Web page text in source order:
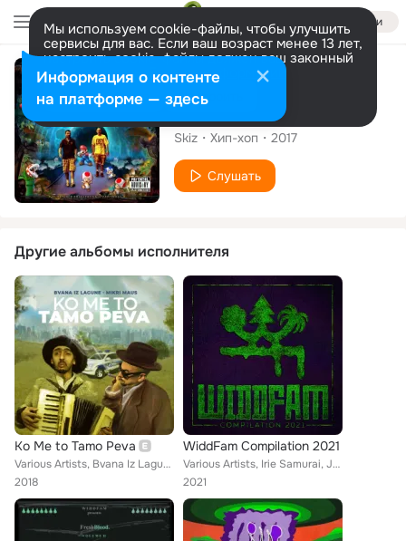
Войти
Мы используем cookie-файлы, чтобы улучшить
сервисы для вас. Если ваш возраст менее 13 лет,
настроить cookie-файлы должен ваш законный
представитель. Больше информации
Разрешить все Настроить
Альбом
Vratice se rodje
Skiz Хип-хоп 2017
Слушать
Другие альбомы исполнителя
Ko Me to Tamo Peva
Various Artists, Bvana Iz Lagune, Mikri Maus feat. Smoke Mardeljano, Dj Noki Nole, Dj Mrki, Euffrat, SKIZ, Bauk Squad, Paja Krat...
2018
WiddFam Compilation 2021
Various Artists, Irie Samurai, Jabbs, Chason, ZiEK, Dizzy, No Remorse, ATEST, DeathThroes, Chef Panda, Lacu, Lazy K, Doldrum, Dr...
2021
Информация о контенте
на платформе — здесь